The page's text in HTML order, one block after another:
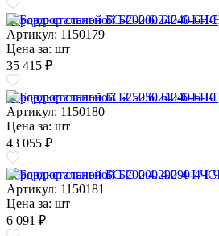
Бордюр стальной БС-200.6.240-6-I-НС
Артикул: 1150179
Цена за: шт
35 415 ₽
Бордюр стальной БС-250.6.240-6-I-НС
Артикул: 1150180
Цена за: шт
43 055 ₽
Бордюр стальной БС-200.4.290-4-I-ЧС
Артикул: 1150181
Цена за: шт
6 091 ₽